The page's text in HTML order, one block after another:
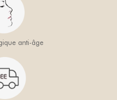
anti-âge